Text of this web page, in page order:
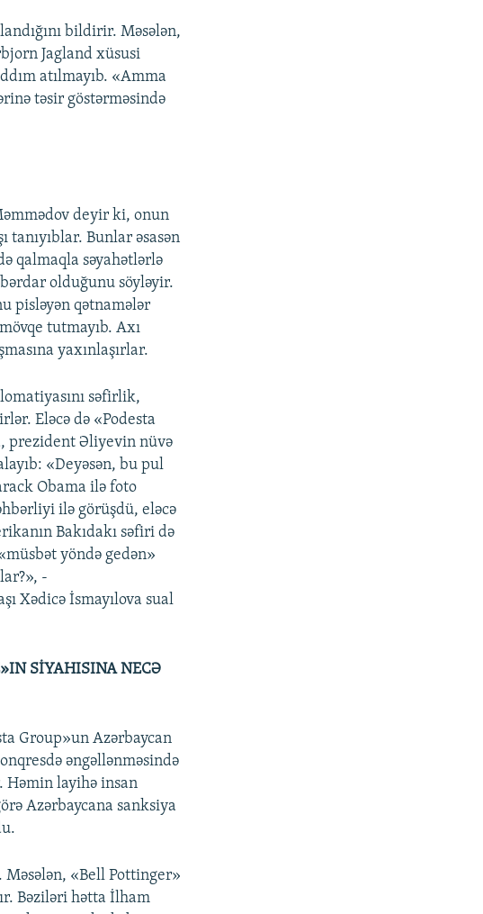
bildirir. Məsələn,
Jagland xüsusi
atılmayıb. «Amma
təsir göstərməsində
deyir ki, onun
tanıyıblar. Bunlar əsasən
qalmaqla səyahətlərlə
olduğunu söyləyir.
pisləyən qətnamələr
tutmayıb. Axı
yaxınlaşırlar.
səfirlik,
Eləcə də «Podesta
prezident Əliyevin nüvə
«Deyəsən, bu pul
Obama ilə foto
ilə görüşdü, eləcə
Bakıdakı səfiri də
yöndə gedən»
-
Xədicə İsmayılova sual
SİYAHISINA NECƏ
Group»un Azərbaycan
əngəllənməsində
layihə insan
Azərbaycana sanksiya
«Bell Pottinger»
Bəziləri hətta İlham